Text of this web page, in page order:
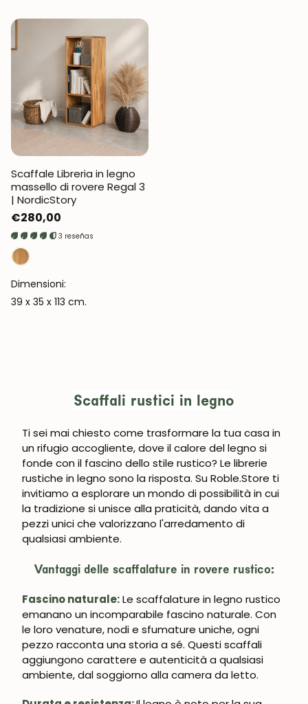
Scaffale Libreria in legno
massello di rovere Regal 3
| NordicStory
Prezzo
normale
€280,00
3 reseñas
Dimensioni:
39 x 35 x 113 cm.
Scaffali rustici in legno
Ti sei mai chiesto come trasformare la tua casa in
un rifugio accogliente, dove il calore del legno si
fonde con il fascino dello stile rustico? Le librerie
rustiche in legno sono la risposta. Su Roble.Store ti
invitiamo a esplorare un mondo di possibilità in cui
la tradizione si unisce alla praticità, dando vita a
pezzi unici che valorizzano l'arredamento di
qualsiasi ambiente.
Vantaggi delle scaffalature in rovere rustico:
Fascino naturale: Le scaffalature in legno rustico
emanano un incomparabile fascino naturale. Con
le loro venature, nodi e sfumature uniche, ogni
pezzo racconta una storia a sé. Questi scaffali
aggiungono carattere e autenticità a qualsiasi
ambiente, dal soggiorno alla camera da letto.